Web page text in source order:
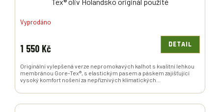
Vyprodáno
1 550 Kč DETAIL
Originální vylepšená verze nepromokavých kalhot s kvalitní lehkou
membránou Gore-Tex®, s elastickým pasem a páskem zajišťující
vysoký komfort nošení za nepříznivých klimatických...